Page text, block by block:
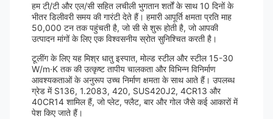
हम टी/टी और एल/सी सहित लचीली भुगतान शर्तों के साथ 10 दिनों के
भीतर डिलीवरी समय की गारंटी देते हैं। हमारी आपूर्ति क्षमता प्रति माह
50,000 टन तक पहुंचती है, जो सी से शुरू होती है, जो आपकी
उत्पादन मांगों के लिए एक विश्वसनीय स्रोत सुनिश्चित करती है।
टूलींग के लिए यह मिश्र धातु इस्पात, मोल्ड स्टील और स्टील 15-30
W/m·K तक की उत्कृष्ट तापीय चालकता और विभिन्न विनिर्माण
आवश्यकताओं के अनुरूप उच्च निर्माण क्षमता के साथ आते हैं। उपलब्ध
ग्रेड में S136, 1.2083, 420, SUS420J2, 4CR13 और
40CR14 शामिल हैं, जो प्लेट, फ्लैट, बार और गोल जैसे कई आकारों में
पेश किए जाते हैं।